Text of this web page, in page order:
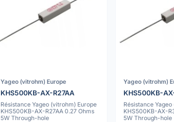
Yageo (vitrohm) Europe
KHS500KB-AX-R27AA
Résistance Yageo (vitrohm) Europe
KHS500KB-AX-R27AA 0.27 Ohms
5W Through-hole
Yageo (vitrohm)
KHS500KB-
Résistance
KHS500KB-AX-
5W Through-hole